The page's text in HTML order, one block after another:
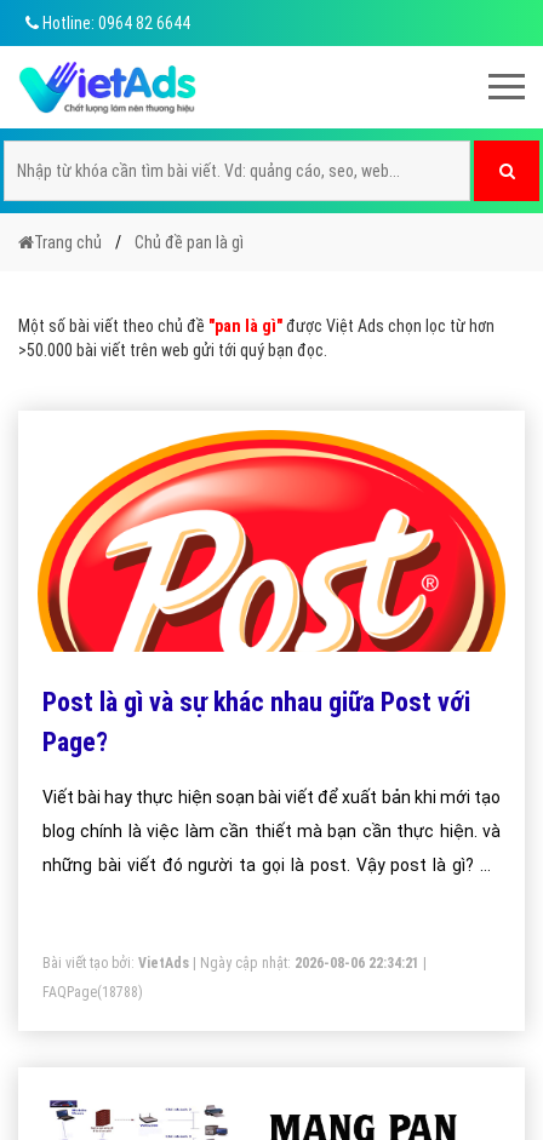
Hotline: 0964 82 6644
Trang chủ Chủ đề pan là gì
Một số bài viết theo chủ đề "pan là gì"được Việt Ads chọn lọc từ hơn
>50.000 bài viết trên web gửi tới quý bạn đọc.
Post là gì và sự khác nhau giữa Post với
Page?
Viết bài hay thực hiện soạn bài viết để xuất bản khi mới tạo
blog chính là việc làm cần thiết mà bạn cần thực hiện. và
những bài viết đó người ta gọi là post. Vậy post là gì? sự
Bài viết tạo bởi: VietAds | Ngày cập nhật: 2026-08-06 22:34:21
FAQPage(18788)